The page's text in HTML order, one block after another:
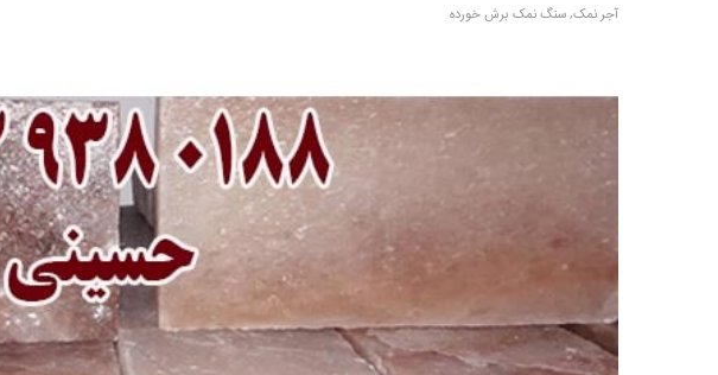
آجر نمک, سنگ نمک برش خورده